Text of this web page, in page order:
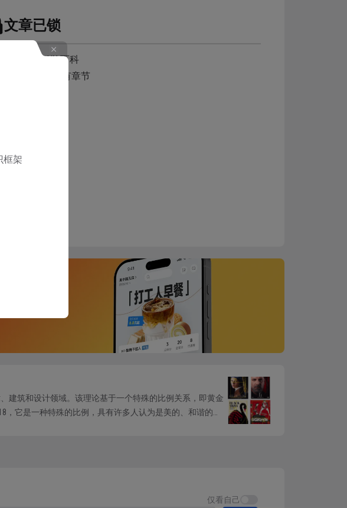
文章已锁
好友注册 UX 百科
锁本知识库所有章节
Frost）提出的一种前端开发和设计方法论。这个理论主张以
建单元被称为”原子”。原子是不可再分的最小元素，通常对
，它由多个有机体和其他元素组成，形成页面的整体外观。
面，它是由模板和其他组件构成的。
建筑和设计领域。该理论基于一个特殊的比例关系，即黄金
它是一种特殊的比例，具有许多人认为是美的、和谐的特
仅看自己
框架